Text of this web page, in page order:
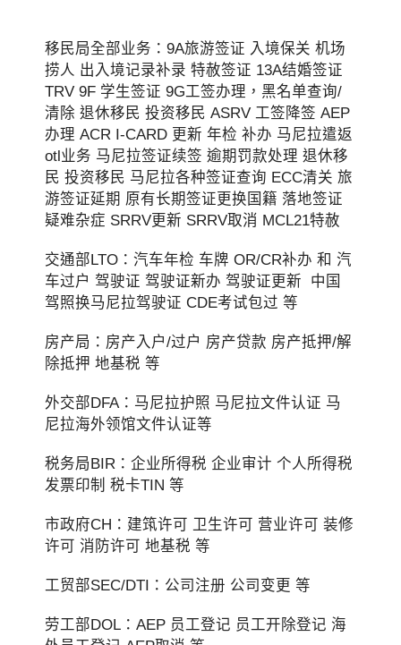
移民局全部业务：9A旅游签证 入境保关 机场
捞人 出入境记录补录 特赦签证 13A结婚签证
TRV 9F 学生签证 9G工签办理，黑名单查询/
清除 退休移民 投资移民 ASRV 工签降签 AEP
办理 ACR I-CARD 更新 年检 补办 马尼拉遣返
otl业务 马尼拉签证续签 逾期罚款处理 退休移
民 投资移民 马尼拉各种签证查询 ECC清关 旅
游签证延期 原有长期签证更换国籍 落地签证
疑难杂症 SRRV更新 SRRV取消 MCL21特赦
交通部LTO：汽车年检 车牌 OR/CR补办 和 汽
车过户 驾驶证 驾驶证新办 驾驶证更新 中国
驾照换马尼拉驾驶证 CDE考试包过 等
房产局：房产入户/过户 房产贷款 房产抵押/解
除抵押 地基税 等
外交部DFA：马尼拉护照 马尼拉文件认证 马
尼拉海外领馆文件认证等
税务局BIR：企业所得税 企业审计 个人所得税
发票印制 税卡TIN 等
市政府CH：建筑许可 卫生许可 营业许可 装修
许可 消防许可 地基税 等
工贸部SEC/DTI：公司注册 公司变更 等
劳工部DOL：AEP 员工登记 员工开除登记 海